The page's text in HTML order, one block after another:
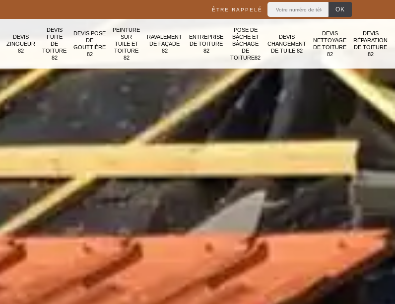
ÊTRE RAPPELÉ
DEVIS
ZINGUEUR
82
DEVIS
FUITE
DE
TOITURE
82
DEVIS POSE
DE
GOUTTIÈRE
82
PEINTURE
SUR
TUILE ET
TOITURE
82
RAVALEMENT
DE FAÇADE
82
ENTREPRISE
DE TOITURE
82
POSE DE
BÂCHE ET
BÂCHAGE
DE
TOITURE82
DEVIS
CHANGEMENT
DE TUILE 82
DEVIS
NETTOYAGE
DE TOITURE
82
DEVIS
RÉPARATION
DE TOITURE
82